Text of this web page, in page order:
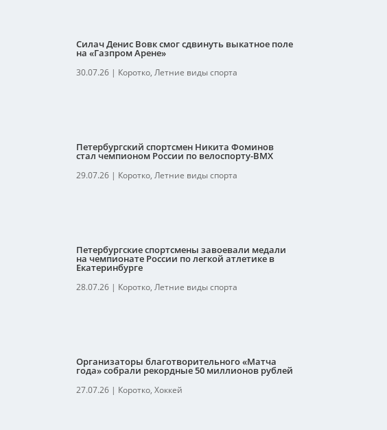
Силач Денис Вовк смог сдвинуть выкатное поле
на «Газпром Арене»
30.07.26| Коротко, Летние виды спорта
Петербургский спортсмен Никита Фоминов
стал чемпионом России по велоспорту-ВМХ
29.07.26| Коротко, Летние виды спорта
Петербургские спортсмены завоевали медали
на чемпионате России по легкой атлетике в
Екатеринбурге
28.07.26| Коротко, Летние виды спорта
Организаторы благотворительного «Матча
года» собрали рекордные 50 миллионов рублей
27.07.26| Коротко, Хоккей